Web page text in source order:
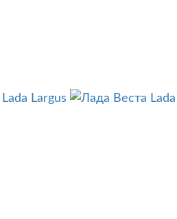
Lada Largus